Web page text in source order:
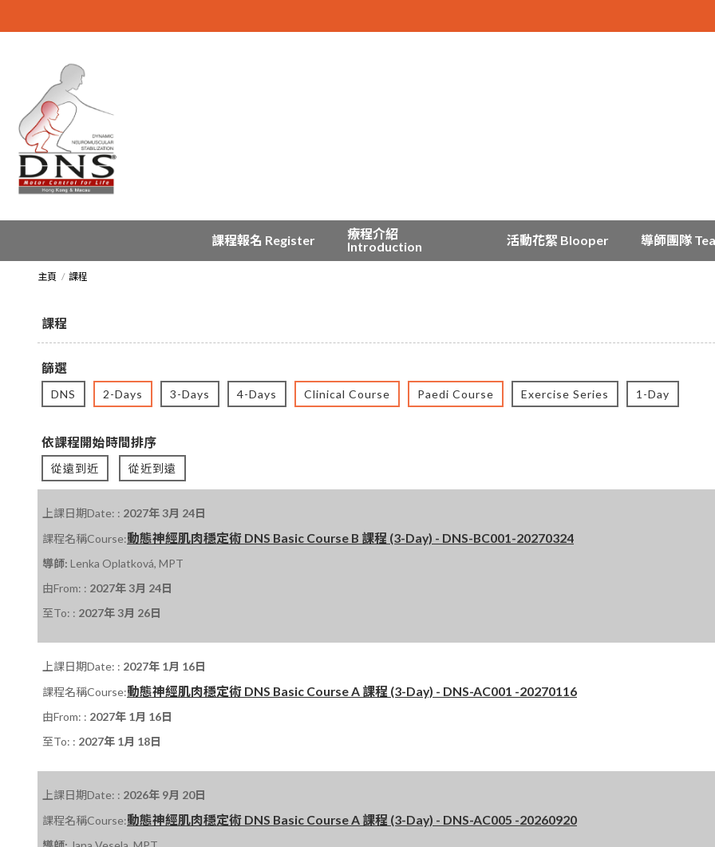
課程報名 Register
療程介紹
Introduction
活動花絮 Blooper 導師團隊
主頁 課程
課程
篩選
DNS 2-Days 3-Days 4-Days Clinical Course Paedi Course Exercise Series 1-Day
依課程開始時間排序
從遠到近 從近到遠
上課日期Date: : 2027年 3月 24日
課程名稱Course:動態神經肌肉穩定術 DNS Basic Course B 課程 (3-Day) - DNS-BC001-20270324
導師: Lenka Oplatková, MPT
由From: : 2027年 3月 24日
至To: : 2027年 3月 26日
上課日期Date: : 2027年 1月 16日
課程名稱Course:動態神經肌肉穩定術 DNS Basic Course A 課程 (3-Day) - DNS-AC001 -20270116
由From: : 2027年 1月 16日
至To: : 2027年 1月 18日
上課日期Date: : 2026年 9月 20日
課程名稱Course:動態神經肌肉穩定術 DNS Basic Course A 課程 (3-Day) - DNS-AC005 -20260920